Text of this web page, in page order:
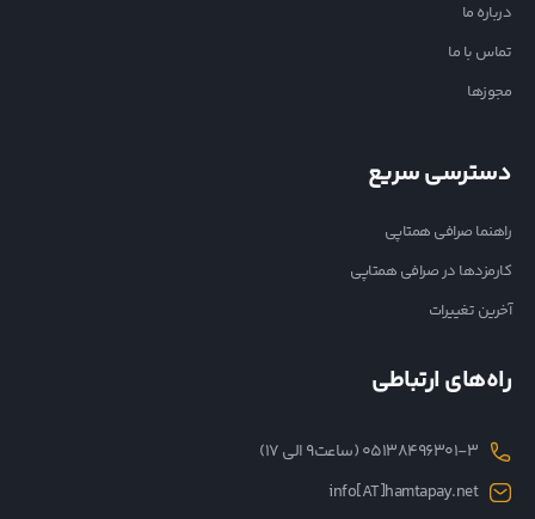
درباره ما
تماس با ما
مجوزها
دسترسی سریع
راهنما صرافی همتاپی
کارمزدها در صرافی همتاپی
آخرین تغییرات
راه‌های ارتباطی
05138496301-3 (ساعت۹ الی ۱۷)
info[AT]hamtapay.net